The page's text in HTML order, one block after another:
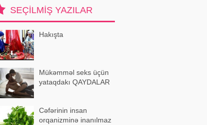
SEÇILMIŞ YAZILAR
Hakışta
Mükəmməl seks üçün
yataqdakı QAYDALAR
Cəfərinin insan
orqanizminə inanılmaz